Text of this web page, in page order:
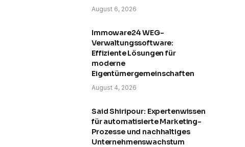
August 6, 2026
Immoware24 WEG-
Verwaltungssoftware:
Effiziente Lösungen für
moderne
Eigentümergemeinschaften
August 4, 2026
Said Shiripour: Expertenwissen
für automatisierte Marketing-
Prozesse und nachhaltiges
Unternehmenswachstum